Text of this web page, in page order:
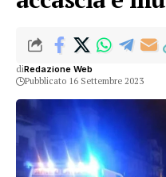
diRedazione Web
Pubblicato 16 Settembre 2023